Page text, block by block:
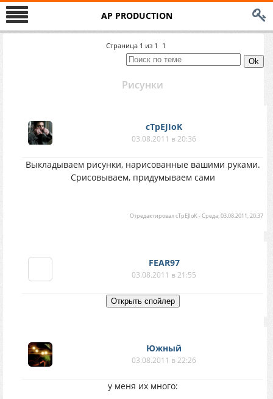
AP PRODUCTION
Страница 1 из 1 1
Рисунки
cTpEJIoK
03.08.2011 в 20:36
Выкладываем рисунки, нарисованные вашими руками.
Срисовываем, придумываем сами
ОтредактировалcTpEJIoK -Среда, 03.08.2011, 20:37
FEAR97
03.08.2011 в 21:55
Южный
03.08.2011 в 22:26
у меня их много: